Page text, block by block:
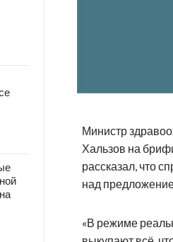
Министр
Хальзов на
рассказал, что
над
«В режиме